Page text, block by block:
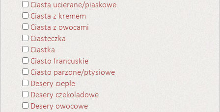
Ciasta ucierane/piaskowe
Ciasta z kremem
Ciasta z owocami
Ciasteczka
Ciastka
Ciasto francuskie
Ciasto parzone/ptysiowe
Desery ciepłe
Desery czekoladowe
Desery owocowe